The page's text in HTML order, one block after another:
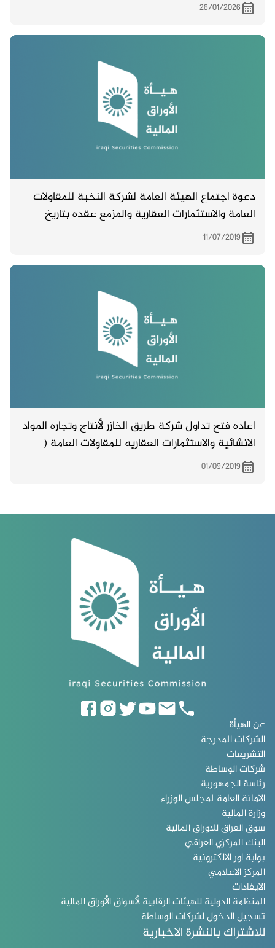
26/01/2026
دعوة اجتماع الهيئة العامة لشركة النخبة للمقاولات
العامة والاستثمارات العقارية والمزمع عقده بتاريخ
4/8/2019 .
11/07/2019
اعاده فتح تداول شركة طريق الخازر لأنتاج وتجاره المواد
الانشائية والاستثمارات العقاريه للمقاولات العامة (
مساهمة مختلطه)
01/09/2019
عن الهيأة
الشركات المدرجة
التشريعات
شركات الوساطة
رئاسة الجمهورية
الامانة العامة لمجلس الوزراء
وزارة المالية
سوق العراق للاوراق المالية
البنك المركزي العراقي
بوابة اور الالكترونية
المركز الاعلامي
الايفادات
المنظمة الدولية للهيئات الرقابية لأسواق الأوراق المالية
تسجيل الدخول لشركات الوساطة
للاشتراك بالنشرة الاخبارية